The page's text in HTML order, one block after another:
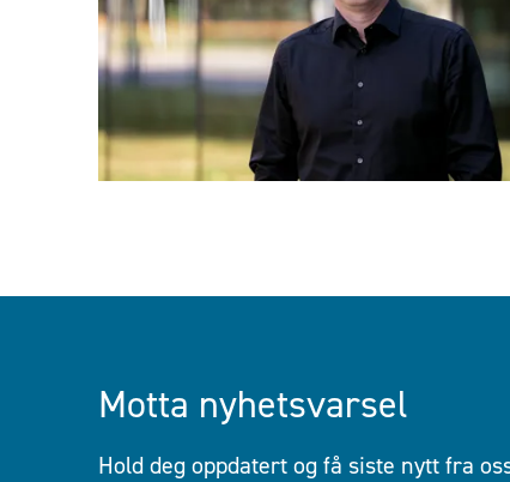
Motta nyhetsvarsel
Hold deg oppdatert og få siste nytt fra